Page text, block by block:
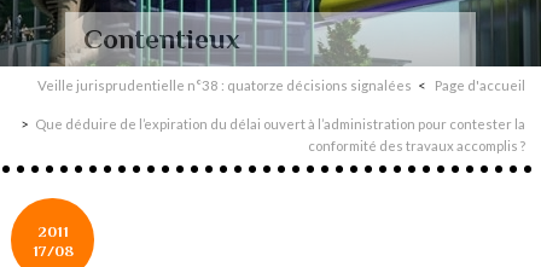
Contentieux
Veille jurisprudentielle n°38 : quatorze décisions signalées Page d'accueil
Que déduire de l’expiration du délai ouvert à l’administration pour contester la
conformité des travaux accomplis ?
2011
17/08